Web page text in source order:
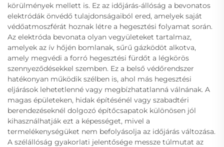
körülmények mellett is. Ez az időjárás-állóság a bevonatos
elektródák önvédő tulajdonságaiból ered, amelyek saját
védőatmoszférát hoznak létre a hegesztési folyamat során.
Az elektróda bevonata olyan vegyületeket tartalmaz,
amelyek az ív hőjén bomlanak, sűrű gázködöt alkotva,
amely megvédi a forró hegesztési fürdőt a légkörös
szennyeződésekkel szemben. Ez a belső védőrendszer
hatékonyan működik szélben is, ahol más hegesztési
eljárások lehetetlenné vagy megbízhatatlanná válnának. A
magas épületeken, hidak építésénél vagy szabadtéri
berendezéseknél dolgozó építőcsapatok különösen jól
kihasználhatják ezt a képességet, mivel a
termelékenységüket nem befolyásolja az időjárás változása.
A szélállóság gyakorlati jelentősége messze túlmutat az